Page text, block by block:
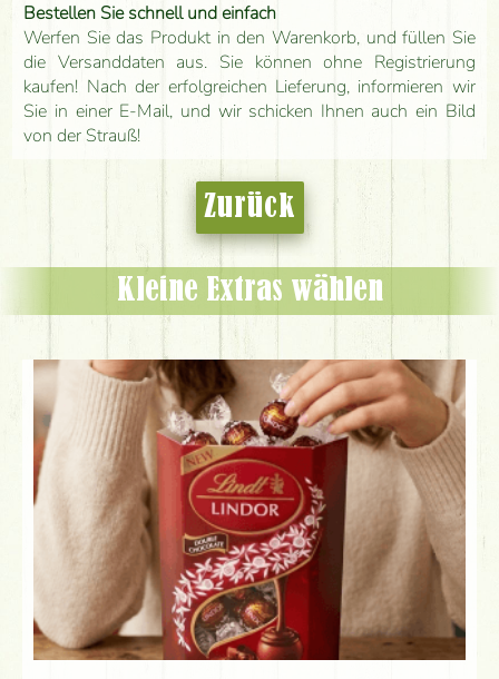
Bestellen Sie schnell und einfach
Werfen Sie das Produkt in den Warenkorb, und füllen Sie
die Versanddaten aus. Sie können ohne Registrierung
kaufen! Nach der erfolgreichen Lieferung, informieren wir
Sie in einer E-Mail, und wir schicken Ihnen auch ein Bild
von der Strauß!
Zurück
Kleine Extras wählen